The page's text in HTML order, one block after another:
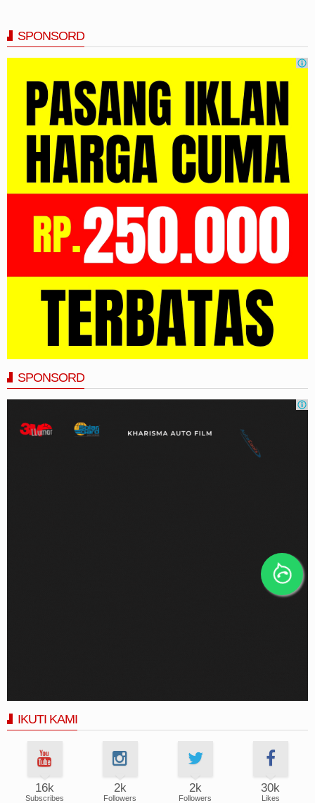
SPONSORD
SPONSORD
IKUTI KAMI
16k
Subscribes
2k
Followers
2k
Followers
30k
Likes